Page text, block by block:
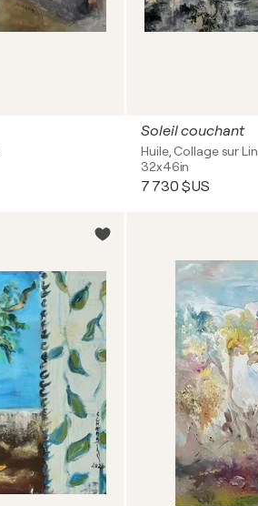
Soleil couchant
Huile, Collage sur Lin
32x46in
7 730 $US